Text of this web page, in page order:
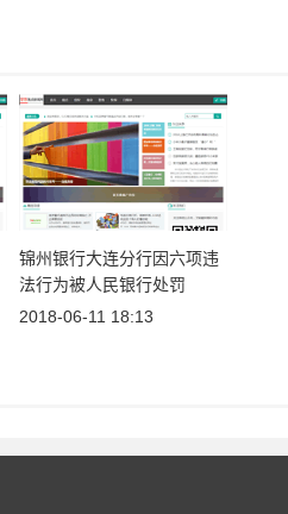
锦州银行大连分行因六项违
法行为被人民银行处罚
2018-06-11 18:13